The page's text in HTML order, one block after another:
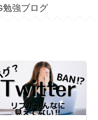
勉強ブログ